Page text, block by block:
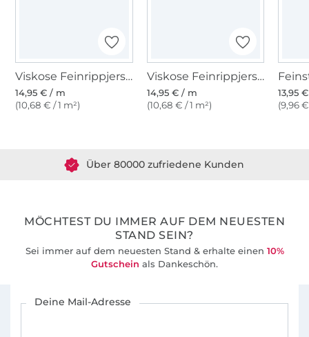
Viskose Feinrippjersey Brushed, creme
14,95 € / m
(10,68 € / 1 m²)
Viskose Feinrippjersey Brushed, graugrün
14,95 € / m
(10,68 € / 1 m²)
13,95
(9,96
MÖCHTEST DU IMMER AUF DEM NEUESTEN
STAND SEIN?
Sei immer auf dem neuesten Stand & erhalte einen 10%
Gutschein als Dankeschön.
Deine Mail-Adresse